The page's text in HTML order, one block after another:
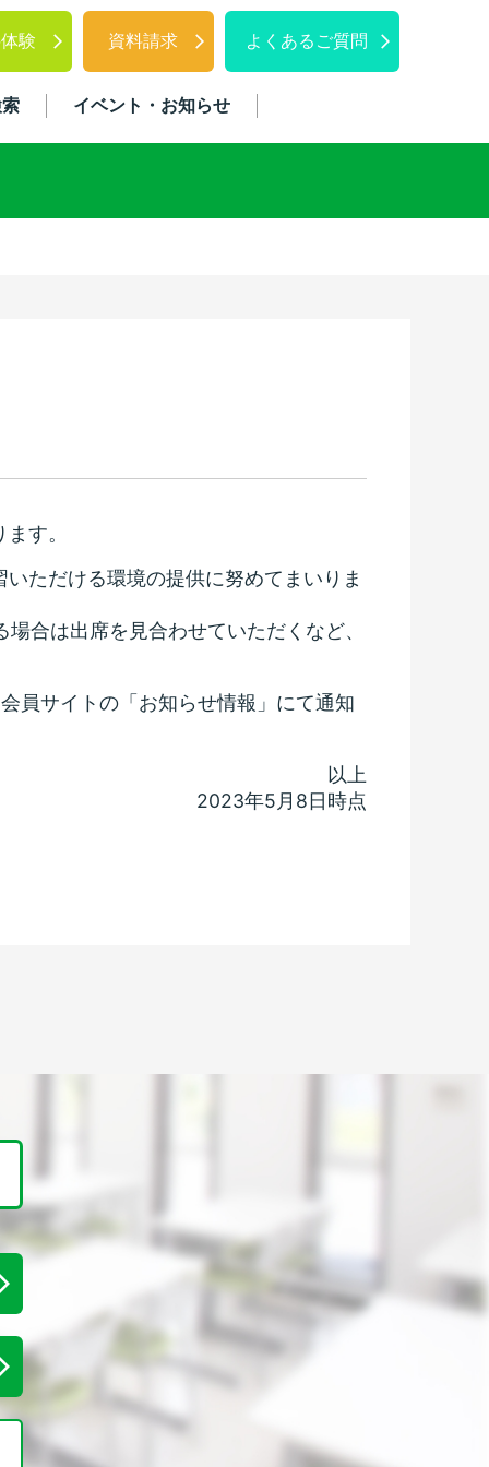
験 資料請求 よくあるご質問
イベント・お知らせ
す。
ただける環境の提供に努めてまいりま
合は出席を見合わせていただくなど、
員サイトの「お知らせ情報」にて通知
以上
2023年5月8日時点